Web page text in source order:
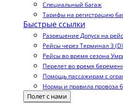
Специальный багаж
Тарифы на регистрацию
Быстрые ссылки
Разрешение Допуск на рейс
Рейсы через Терминал 3
Рейсы во время сезона
Перелет во время
Помощь пассажирам с
Нормы и правила провоза
Полет с нами